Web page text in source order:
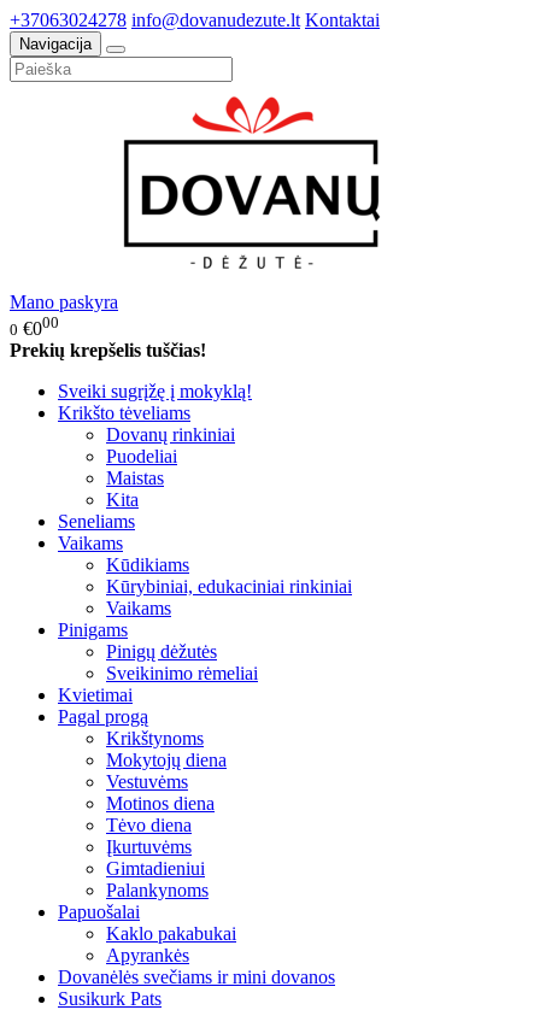
+37063024278 info@dovanudezute.lt Kontaktai
Navigacija
Mano paskyra
0 €000
Prekių krepšelis tuščias!
Sveiki sugrįžę į mokyklą!
Krikšto tėveliams
Dovanų rinkiniai
Puodeliai
Maistas
Kita
Seneliams
Vaikams
Kūdikiams
Kūrybiniai, edukaciniai rinkiniai
Vaikams
Pinigams
Pinigų dėžutės
Sveikinimo rėmeliai
Kvietimai
Pagal progą
Krikštynoms
Mokytojų diena
Vestuvėms
Motinos diena
Tėvo diena
Įkurtuvėms
Gimtadieniui
Palankynoms
Papuošalai
Kaklo pakabukai
Apyrankės
Dovanėlės svečiams ir mini dovanos
Susikurk Pats